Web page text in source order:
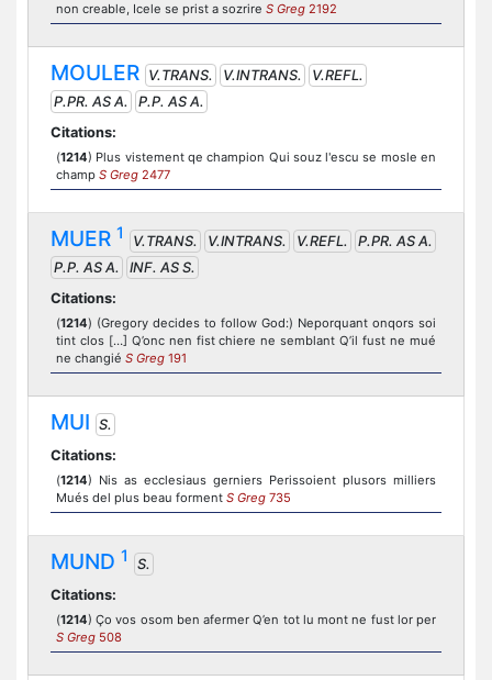
non creable, Icele se prist a sozrire S Greg 2192
MOULER V.TRANS. V.INTRANS.
V.REFL.
P.PR. AS A.
P.P. AS A.
Citations:
(1214) Plus vistement qe champion Qui souz l'escu se mosle en
champ S Greg 2477
MUER 1 V.TRANS. V.INTRANS. V.REFL.
P.PR. AS A.
P.P. AS A.
INF. AS S.
Citations:
(1214) (Gregory decides to follow God:) Neporquant onqors soi
tint clos […] Q’onc nen fist chiere ne semblant Q’il fust ne mué
ne changié S Greg 191
MUI S.
Citations:
(1214) Nis as ecclesiaus gerniers Perissoient plusors milliers
Mués del plus beau forment S Greg 735
MUND 1
S.
Citations:
(1214) Ço vos osom ben afermer Q’en tot lu mont ne fust lor per
S Greg 508